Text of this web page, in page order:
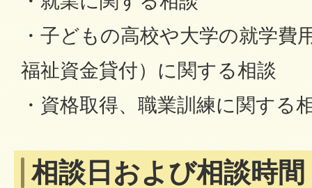
・子どもの高校や大学の就学費
福祉資金貸付）に関する相談
・資格取得、職業訓練に関する
相談日および相談時間